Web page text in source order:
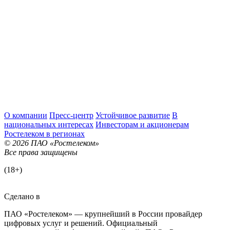
О компании Пресс-центр Устойчивое развитие В
национальных интересах Инвесторам и акционерам
Ростелеком в регионах
© 2026 ПАО «Ростелеком»
Все права защищены
(18+)
Сделано в
ПАО «Ростелеком» — крупнейший в России провайдер
цифровых услуг и решений. Официальный